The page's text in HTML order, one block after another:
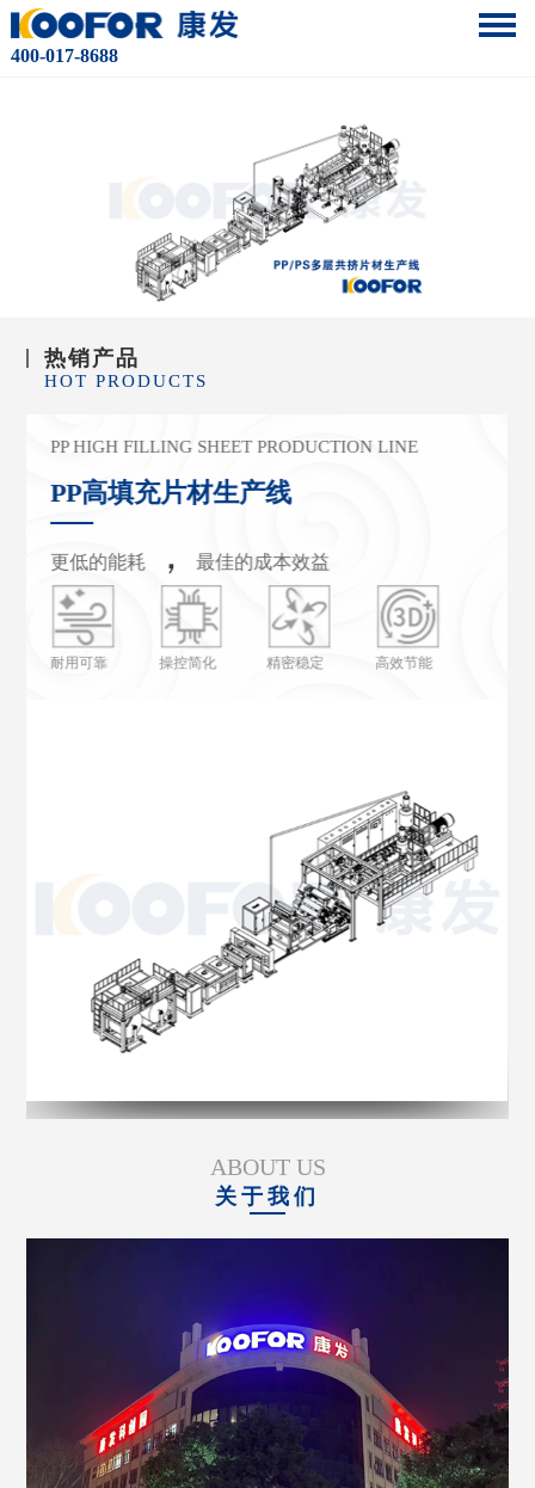
400-017-8688
热销产品
HOT PRODUCTS
PP/PS MULTILAYER CO-EXTRUDE
D S
HEET
PRODUCTION LINE
PP/PS多层共挤片材生产线
更低的能耗
，
最佳的成本效益
PP HIGH FILLING SHEET PRODUCTION LINE
PP高填充片材生产线
更低的能耗 ， 最佳的成本效益
耐用可靠 操控简化 精密稳定 高效节能
PP高速片材生产线
更低的能耗
，
最佳的成本效益
ABOUT US
关于我们